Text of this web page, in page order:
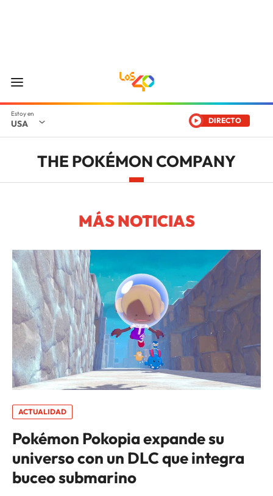
USA DIRECTO
THE POKÉMON COMPANY
MÁS NOTICIAS
ACTUALIDAD
Pokémon Pokopia expande su
universo con un DLC que integra
buceo submarino